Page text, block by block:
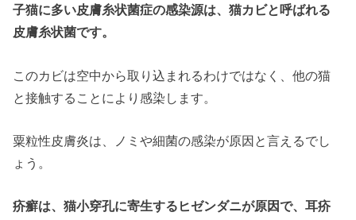
子猫に多い皮膚糸状菌症の感染源は、猫カビと呼ばれる
皮膚糸状菌です。
このカビは空中から取り込まれるわけではなく、他の猫
と接触することにより感染します。
粟粒性皮膚炎は、ノミや細菌の感染が原因と言えるでし
ょう。
疥癬は、猫小穿孔に寄生するヒゼンダニが原因で、耳疥